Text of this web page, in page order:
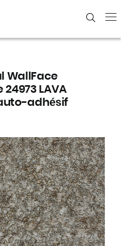
WallFace
LAVA
adhésif